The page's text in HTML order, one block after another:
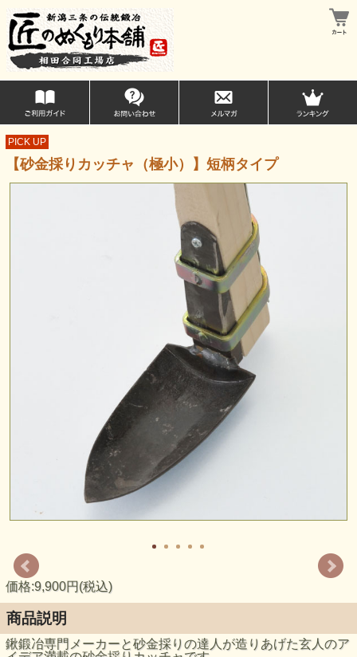
PICK UP
【砂金採りカッチャ（極小）】短柄タイプ
価格:9,900円(税込)
商品説明
鍬鍛冶専門メーカーと砂金採りの達人が造りあげた玄人のア